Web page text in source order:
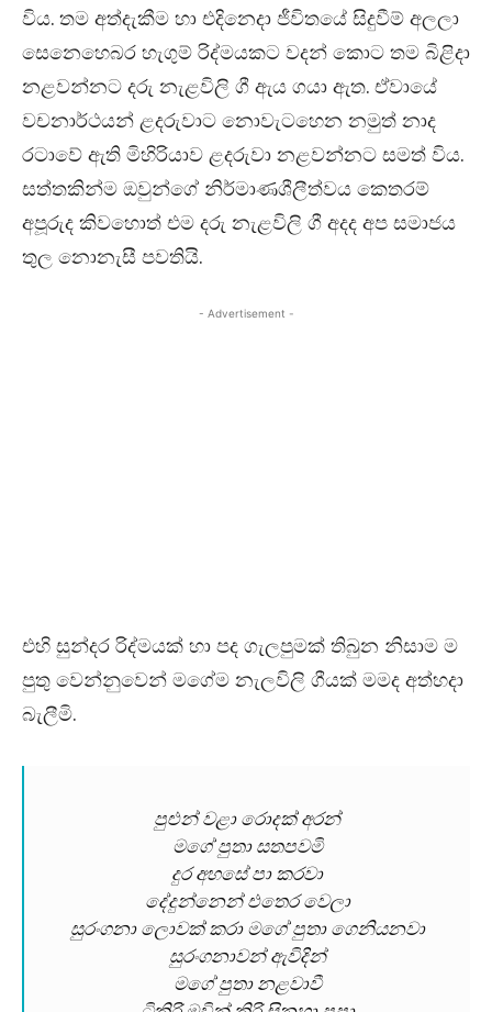
විය. තම අත්දැකීම හා එදිනෙදා ජීවිතයේ සිදුවීම් අලලා
සෙනෙහෙබර හැගුම් රිද්මයකට වදන් කොට තම බිළිදා
නළවන්නට දරු නැළවිලි ගී ඇය ගයා ඇත. ඒවායේ
වචනාර්ථයන් ළදරුවාට නොවැටහෙන නමුත් නාද
රටාවේ ඇති මිහිරියාව ළදරුවා නළවන්නට සමත් විය.
සත්තකින්ම ඔවුන්ගේ නිර්මාණශීලීත්වය කෙතරම්
අපූරුද කිවහොත් එම දරු නැළවිලි ගී අදද අප සමාජය
තුල නොනැසී පවතියි.
- Advertisement -
එහි සුන්දර රිද්මයක් හා පද ගැලපුමක් තිබුන නිසාම ම
පුතු වෙන්නුවෙන් මගේම නැලවිලි ගීයක් මමද අත්හදා
බැලීමි.
පුළුන් වළා රොදක් අරන්
මගේ පුතා සතපවමි
දුර අහසේ පා කරවා
දේදුන්නෙන් එතෙර වෙලා
සුරංගනා ලොවක් කරා මගේ පුතා ගෙනියනවා
සුරංගනාවන් ඇවිදින්
මගේ පුතා නළවාවී